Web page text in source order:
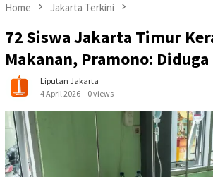
Home Jakarta Terkini
72 Siswa Jakarta Timur
Makanan, Pramono:
Liputan Jakarta
4 April 2026
0 views